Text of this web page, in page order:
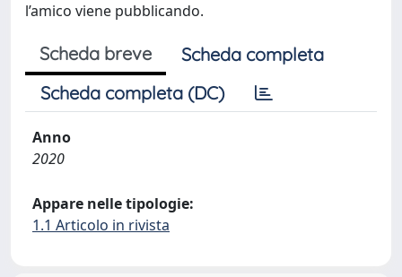
l’amico viene pubblicando.
Scheda breve
Scheda completa
Scheda completa (DC)
Anno
2020
Appare nelle tipologie:
1.1 Articolo in rivista